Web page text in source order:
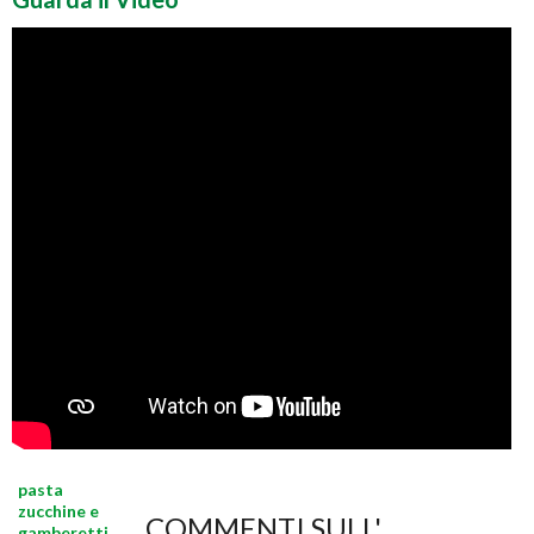
pasta
zucchine e